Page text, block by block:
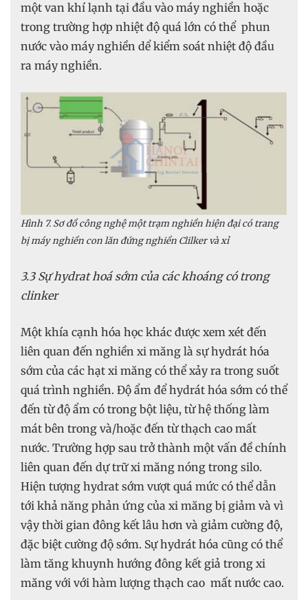
một van khí lạnh tại đầu vào máy nghiền hoặc
trong trường hợp nhiệt độ quá lớn có thể phun
nước vào máy nghiền dể kiểm soát nhiệt độ đầu
ra máy nghiền.
Hình 7. Sơ đồ công nghệ một trạm nghiền hiện đại có trang
bị máy nghiền con lăn đứng nghiền Clilker và xỉ
3.3 Sự hydrat hoá sớm của các khoáng có trong
clinker
Một khía cạnh hóa học khác được xem xét đến
liên quan đến nghiền xi măng là sự hydrát hóa
sớm của các hạt xi măng có thể xảy ra trong suốt
quá trình nghiền. Độ ẩm để hydrát hóa sớm có thể
đến từ độ ẩm có trong bột liệu, từ hệ thống làm
mát bên trong và/hoặc đến từ thạch cao mất
nước. Trường hợp sau trở thành một vấn đề chính
liên quan đến dự trữ xi măng nóng trong silo.
Hiện tượng hydrat sớm vượt quá mức có thể dẫn
tới khả năng phản ứng của xi măng bị giảm và vì
vậy thời gian đông kết lâu hơn và giảm cường độ,
đặc biệt cường độ sớm. Sự hydrát hóa cũng có thể
làm tăng khuynh hướng đông kết giả trong xi
măng với với hàm lượng thạch cao mất nước cao.